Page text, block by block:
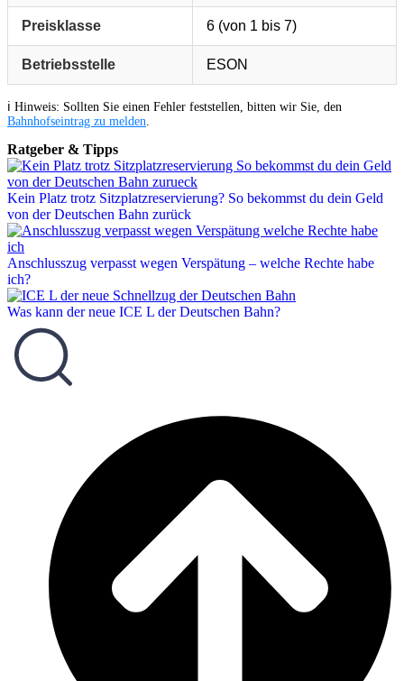
Preisklasse 6 (von 1 bis 7)
Betriebsstelle ESON
ℹ️ Hinweis: Sollten Sie einen Fehler feststellen, bitten wir Sie, den
Bahnhofseintrag zu melden
Ratgeber & Tipps
Kein Platz trotz Sitzplatzreservierung? So bekommst du dein Geld
von der Deutschen Bahn zurück
Anschlusszug verpasst wegen Verspätung – welche Rechte habe
ich?
Was kann der neue ICE L der Deutschen Bahn?